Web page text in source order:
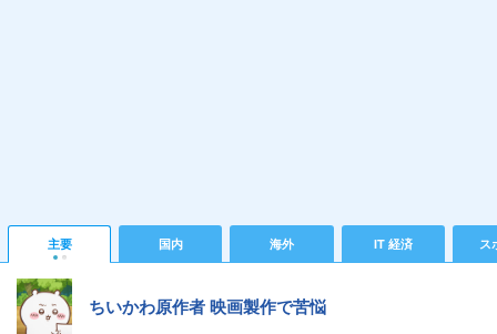
主要 国内 海外 IT 経済 ス
ちいかわ原作者 映画製作で苦悩